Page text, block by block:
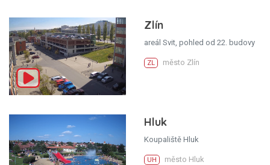
Zlín
areál Svit, pohled od 22. budovy
ZL město Zlín
Hluk
Koupaliště Hluk
UH město Hluk